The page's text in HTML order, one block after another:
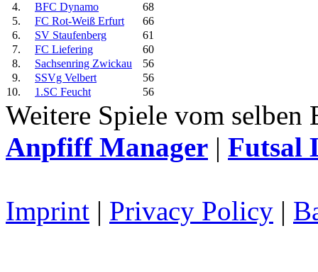
4. BFC Dynamo
68
5.
FC Rot-Weiß Erfurt
66
6.
SV Staufenberg
61
7.
FC Liefering
60
8.
Sachsenring Zwickau
56
9.
SSVg Velbert
56
10.
1.SC Feucht 56
Weitere Spiele vom
Anpfiff Manager | Futsal
Imprint | Privacy Policy |